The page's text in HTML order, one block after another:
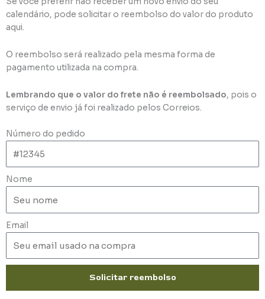
calendário, pode solicitar o reembolso do valor do produto
aqui.
O reembolso será realizado pela mesma forma de
pagamento utilizada na compra.
Lembrando que o valor do frete não é reembolsado, pois o
serviço de envio já foi realizado pelos Correios.
Número do pedido
Nome
Email
Solicitar reembolso